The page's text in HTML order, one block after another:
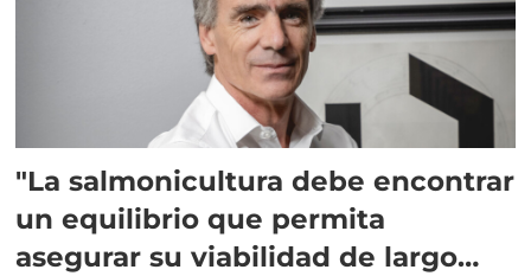
"La salmonicultura debe encontrar
un equilibrio que permita
asegurar su viabilidad de largo